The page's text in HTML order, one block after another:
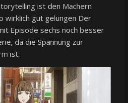
ist den Machern
wirklich gut gelungen Der
Episode sechs noch besser
da die Spannung zur
ist.